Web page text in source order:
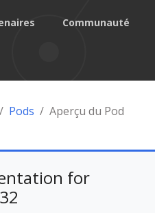
Communauté
Pods Aperçu du Pod
for